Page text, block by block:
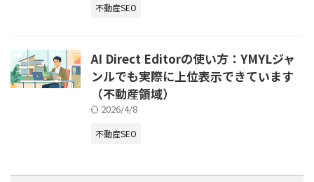
不動産SEO
AI Direct Editorの使い方：YMYLジャ
ンルでも実際に上位表示できています
（不動産領域）
2026/4/8
不動産SEO